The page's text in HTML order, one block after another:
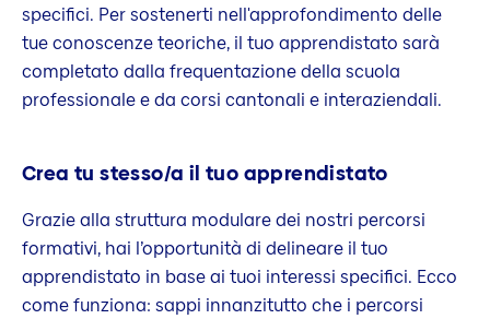
specifici. Per sostenerti nell'approfondimento delle
tue conoscenze teoriche, il tuo apprendistato sarà
completato dalla frequentazione della scuola
professionale e da corsi cantonali e interaziendali.
Crea tu stesso/a il tuo apprendistato
Grazie alla struttura modulare dei nostri percorsi
formativi, hai l’opportunità di delineare il tuo
apprendistato in base ai tuoi interessi specifici. Ecco
come funziona: sappi innanzitutto che i percorsi